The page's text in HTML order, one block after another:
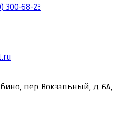
300-68-23
пер. Вокзальный, д. 6А,